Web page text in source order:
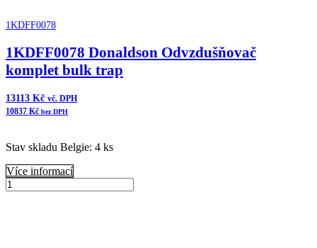
1KDFF0078
1KDFF0078 Donaldson Odvzdušňovač
komplet bulk trap
13113 Kč vč. DPH
10837 Kč bez DPH
Stav skladu Belgie: 4 ks
Více informací
1KDFF0078